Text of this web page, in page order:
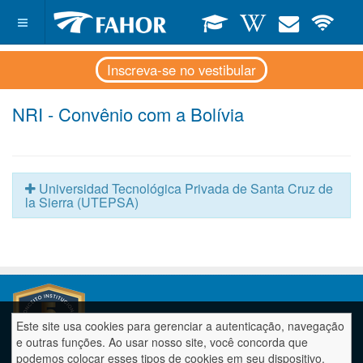
Este site usa cookies para gerenciar a autenticação, navegação
e outras funções. Ao usar nosso site, você concorda que
podemos colocar esses tipos de cookies em seu dispositivo.
Inscreva-se no vestibular
NRI - Convênio com a Bolívia
Universidad Tecnológica Privada de Santa Cruz de
la Sierra (UTEPSA)